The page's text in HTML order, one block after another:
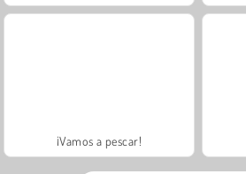
¡Vamos a pescar!